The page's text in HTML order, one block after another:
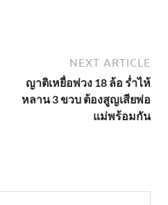
NEXT ARTICLE
ญาติเหยื่อพ่วง 18 ล้อ ร่ำไห้
หลาน 3 ขวบ ต้องสูญเสียพ่อ
แม่พร้อมกัน